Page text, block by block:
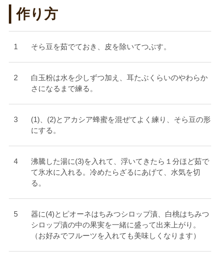
作り方
そら豆を茹でておき、皮を除いてつぶす。
白玉粉は水を少しずつ加え、耳たぶくらいのやわらか
さになるまで練る。
(1)、(2)とアカシア蜂蜜を混ぜてよく練り、そら豆の形
にする。
沸騰した湯に(3)を入れて、浮いてきたら１分ほど茹で
て氷水に入れる。冷めたらざるにあげて、水気を切
る。
器に(4)とピオーネはちみつシロップ漬、白桃はちみつ
シロップ漬の中の果実を一緒に盛って出来上がり。
（お好みでフルーツを入れても美味しくなります）